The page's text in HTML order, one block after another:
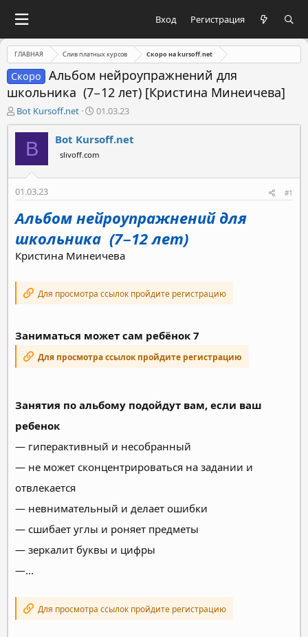
Вход Регистрация
ГЛАВНАЯ Слив платных курсов Скоро на kursoff.net
Скоро
Альбом нейроупражнений для
школьника ‌ (7−12 лет) [Кристина Минеичева]
А
в
т
м
Bot Kursoff.net
Д
а
т
а
н
а
л
а
01.03.23
B Bot Kursoff.net
slivoff.com
01.03.23 #1
Альбом нейроупражнений для
школьника ‌ (7−12 лет)
Кристина Минеичева
Для просмотра ссылок пройдите регистрацию
Заниматься может сам ребёнок 7
Для просмотра ссылок пройдите регистрацию
Занятия по альбому подойдут вам, если ваш
ребенок
— гиперактивный и несобранный
— не может сконцентрироваться на задании и
отвлекается
— невнимательный и делает ошибки
— сшибает углы и роняет предметы
— зеркалит буквы и цифры
—...
Для просмотра ссылок пройдите регистрацию